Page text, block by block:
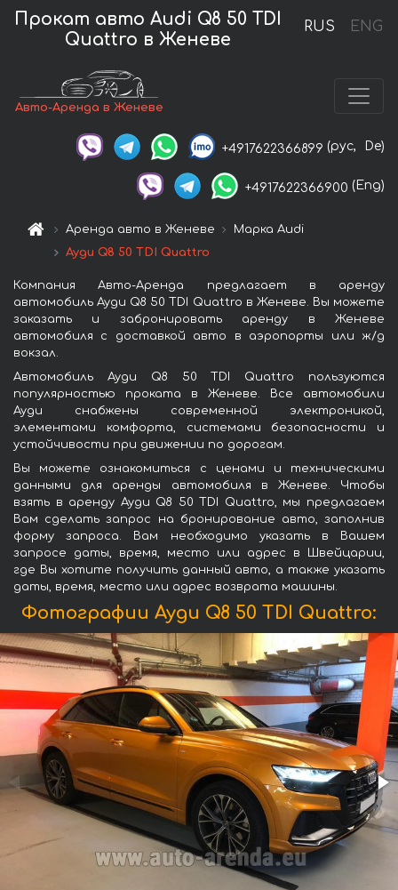
RUS ENG
Прокат авто Audi Q8 50 TDI
Quattro в Женеве
Авто-Аренда в Женеве
+4917622366899 (рус, De)
+4917622366900 (Eng)
Аренда авто в Женеве
Марка Audi
Ауди Q8 50 TDI Quattro
Компания Авто-Аренда предлагает в аренду
автомобиль Ауди Q8 50 TDI Quattro в Женеве. Вы можете
заказать и забронировать аренду в Женеве
автомобиля с доставкой авто в аэропорты или ж/д
вокзал.
Автомобиль Ауди Q8 50 TDI Quattro пользуются
популярностью проката в Женеве. Все автомобили
Ауди снабжены современной электроникой,
элементами комфорта, системами безопасности и
устойчивости при движении по дорогам.
Вы можете ознакомиться с ценами и техническими
данными для аренды автомобиля в Женеве. Чтобы
взять в аренду Ауди Q8 50 TDI Quattro, мы предлагаем
Вам сделать запрос на бронирование авто, заполнив
форму запроса. Вам необходимо указать в Вашем
запросе даты, время, место или адрес в Швейцарии,
где Вы хотите получить данный авто, а также указать
даты, время, место или адрес возврата машины.
Фотографии Ауди Q8 50 TDI Quattro: